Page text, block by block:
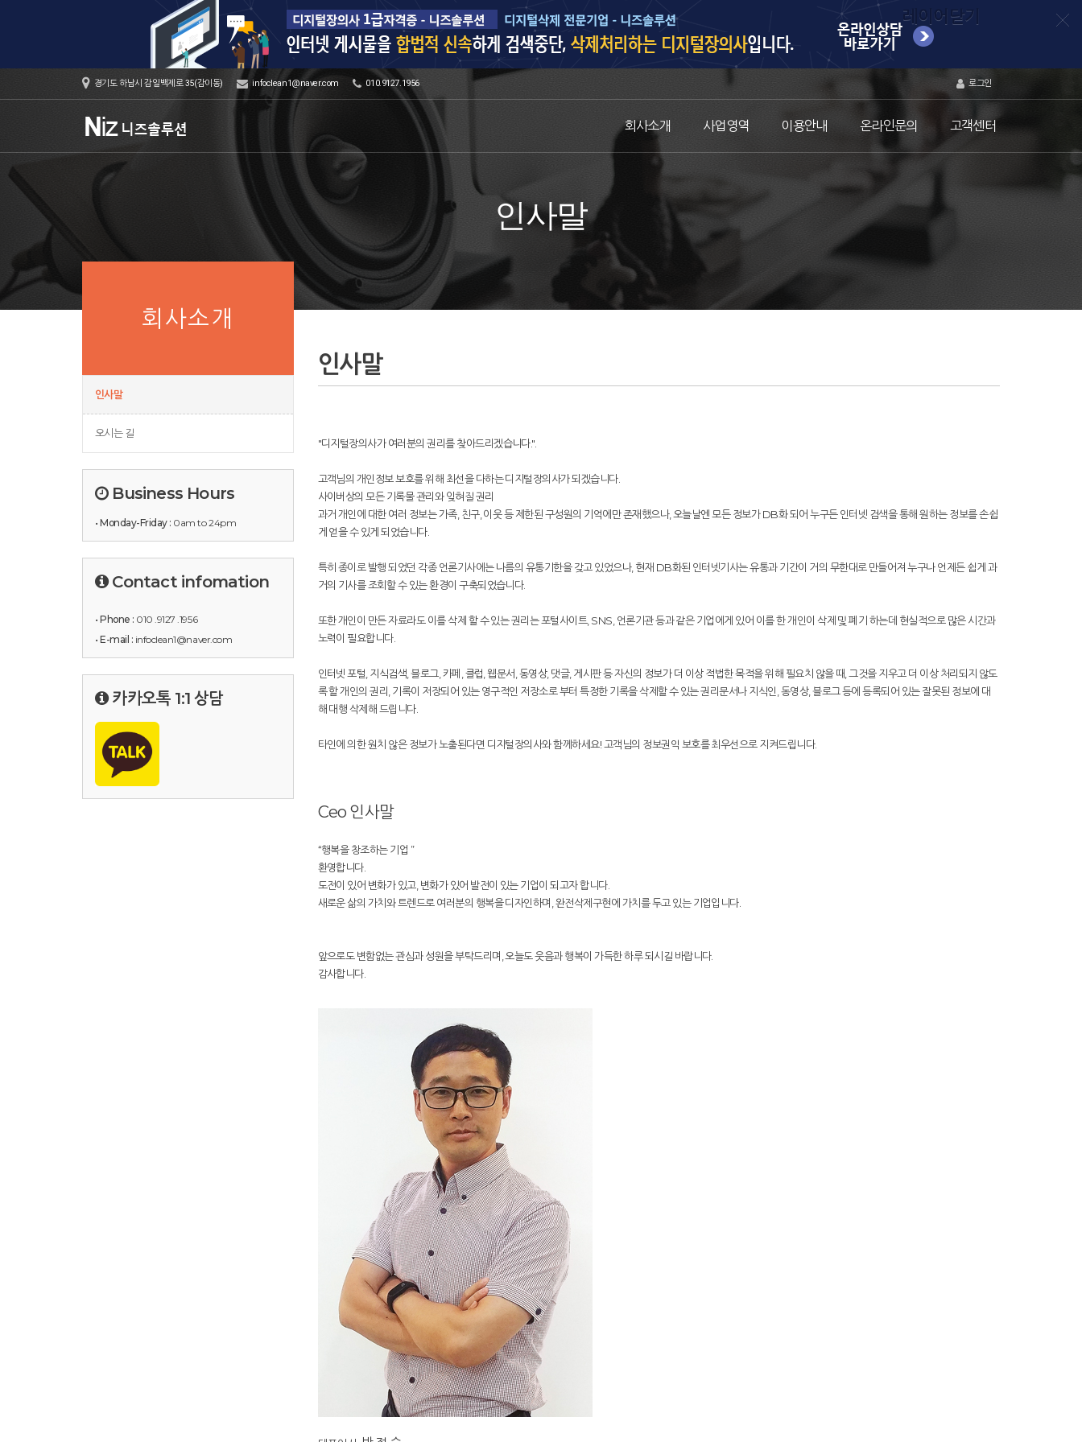
레이어닫기
경기도 하남시 감일백제로 35(감이동) infoclean1@naver.com 010.9127.1956 로그인
회사소개 사업영역 이용안내 온라인문의 고객센터
인사말
회사소개
인사말
오시는 길
Business Hours
• Monday-Friday : 0am to 24pm
Contact infomation
• Phone : 010 .9127 .1956
• E-mail : infoclean1@naver.com
카카오톡 1:1 상담
인사말
"디지털장의사가 여러분의 권리를 찾아드리겠습니다.".
고객님의 개인정보 보호를 위해 최선을 다하는 디지털장의사가 되겠습니다.
사이버상의 모든 기록물 관리와 잊혀질 권리
과거 개인에 대한 여러 정보는 가족, 친구, 이웃 등 제한된 구성원의 기억에만 존재했으나, 오늘날엔 모든 정보가 DB화 되어 누구든 인터넷 검색을 통해 원하는 정보를 손쉽
게 얻을 수 있게 되었습니다.
특히 종이로 발행 되었던 각종 언론기사에는 나름의 유통기한을 갖고 있었으나, 현재 DB화된 인터넷기사는 유통과 기간이 거의 무한대로 만들어져 누구나 언제든 쉽게 과
거의 기사를 조회할 수 있는 환경이 구축되었습니다.
또한 개인이 만든 자료라도 이를 삭제 할 수 있는 권리는 포털사이트, SNS, 언론기관 등과 같은 기업에게 있어 이를 한 개인이 삭제 및 폐기 하는데 현실적으로 많은 시간과
노력이 필요합니다.
인터넷 포털, 지식검색, 블로그, 카페, 클럽, 웹문서, 동영상, 댓글, 게시판 등 자신의 정보가 더 이상 적법한 목적을 위해 필요치 않을 때, 그것을 지우고 더 이상 처리되지 않도
록 할 개인의 권리, 기록이 저장되어 있는 영구적인 저장소로 부터 특정한 기록을 삭제할 수 있는 권리문서나 지식인, 동영상, 블로그 등에 등록되어 있는 잘못된 정보에 대
해 대행 삭제해 드립니다.
타인에 의한 원치 않은 정보가 노출된다면 디지털장의사와 함께하세요! 고객님의 정보권익 보호를 최우선으로 지켜드립니다.
Ceo 인사말
“행복을 창조하는 기업 ”
환영합니다.
도전이 있어 변화가 있고, 변화가 있어 발전이 있는 기업이 되고자 합니다.
새로운 삶의 가치와 트렌드로 여러분의 행복을 디자인하며, 완전삭제구현에 가치를 두고 있는 기업입니다.
앞으로도 변함없는 관심과 성원을 부탁드리며, 오늘도 웃음과 행복이 가득한 하루 되시길 바랍니다.
감사합니다.